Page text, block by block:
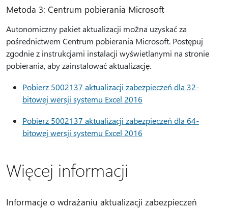
Metoda 3: Centrum pobierania Microsoft
Autonomiczny pakiet aktualizacji można uzyskać za
pośrednictwem Centrum pobierania Microsoft. Postępuj
zgodnie z instrukcjami instalacji wyświetlanymi na stronie
pobierania, aby zainstalować aktualizację.
Pobierz 5002137 aktualizacji zabezpieczeń dla 32-
bitowej wersji systemu Excel 2016
Pobierz 5002137 aktualizacji zabezpieczeń dla 64-
bitowej wersji systemu Excel 2016
Więcej informacji
Informacje o wdrażaniu aktualizacji zabezpieczeń